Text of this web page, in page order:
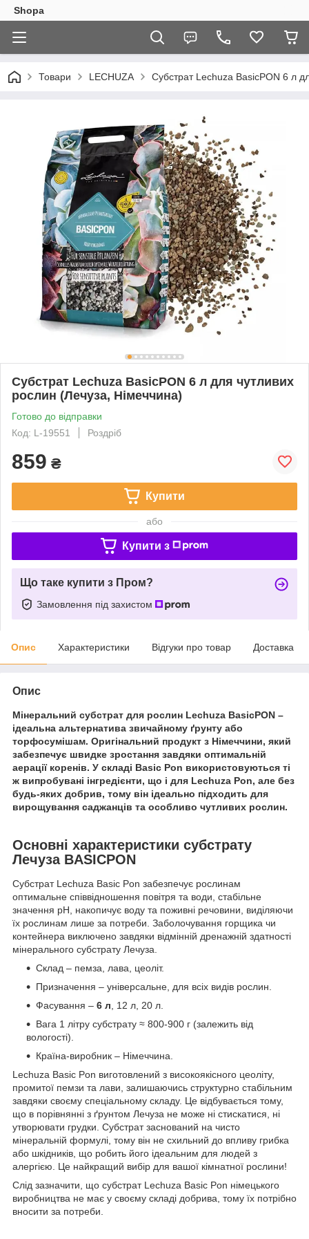
Shopa
Товари LECHUZA Субстрат Lechuza BasicPON 6 л
Субстрат Lechuza BasicPON 6 л для чутливих
рослин (Лечуза, Німеччина)
Готово до відправки
Код: L-19551
Роздріб
859 ₴
Купити
або
Купити з
Що таке купити з Пром?
Замовлення під захистом
Опис Характеристики Відгуки про товар Доставка
Опис
Мінеральний субстрат для рослин Lechuza BasicPON –
ідеальна альтернатива звичайному ґрунту або
торфосумішам. Оригінальний продукт з Німеччини, який
забезпечує швидке зростання завдяки оптимальній
аерації коренів. У складі Basic Pon використовуються ті
ж випробувані інгредієнти, що і для Lechuza Pon, але без
будь-яких добрив, тому він ідеально підходить для
вирощування саджанців та особливо чутливих рослин.
Основні характеристики субстрату
Лечуза BASICPON
Субстрат Lechuza Basic Pon забезпечує рослинам
оптимальне співвідношення повітря та води, стабільне
значення pH, накопичує воду та поживні речовини, виділяючи
їх рослинам лише за потреби. Заболочування горщика чи
контейнера виключено завдяки відмінній дренажній здатності
мінерального субстрату Лечуза.
Склад – пемза, лава, цеоліт.
Призначення – універсальне, для всіх видів рослин.
Фасування – 6 л, 12 л, 20 л.
Вага 1 літру субстрату ≈ 800-900 г (залежить від
вологості).
Країна-виробник – Німеччина.
Lechuza Basic Pon виготовлений з високоякісного цеоліту,
промитої пемзи та лави, залишаючись структурно стабільним
завдяки своєму спеціальному складу. Це відбувається тому,
що в порівнянні з ґрунтом Лечуза не може ні стискатися, ні
утворювати грудки. Субстрат заснований на чисто
мінеральній формулі, тому він не схильний до впливу грибка
або шкідників, що робить його ідеальним для людей з
алергією. Це найкращий вибір для вашої кімнатної рослини!
Слід зазначити, що субстрат Lechuza Basic Pon німецького
виробництва не має у своєму складі добрива, тому їх потрібно
вносити за потреби.